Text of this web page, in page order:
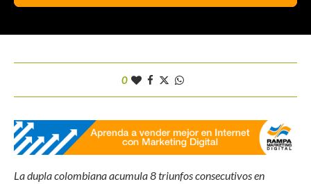
0
La dupla colombiana acumula 8 triunfos consecutivos en